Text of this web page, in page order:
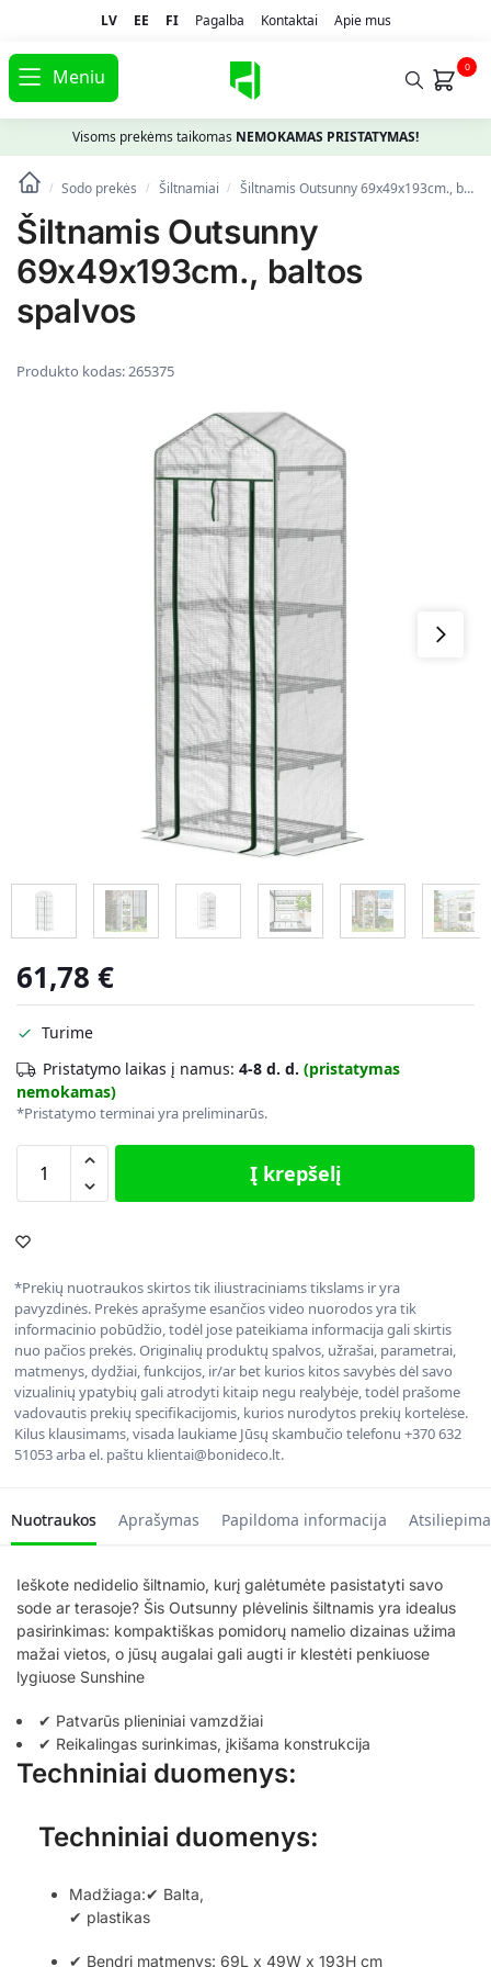
LV EE FI Pagalba Kontaktai Apie mus
Meniu 0
Visoms prekėms taikomas NEMOKAMAS PRISTATYMAS!
/ Sodo prekės / Šiltnamiai / Šiltnamis Outsunny 69x49x193cm., baltos spalvos
Šiltnamis Outsunny
69x49x193cm., baltos
spalvos
Produkto kodas:265375
61,78 €
Turime
Pristatymo laikas į namus: 4-8 d. d. (pristatymas
nemokamas)
*Pristatymo terminai yra preliminarūs.
Į krepšelį
*Prekių nuotraukos skirtos tik iliustraciniams tikslams ir yra
pavyzdinės. Prekės aprašyme esančios video nuorodos yra tik
informacinio pobūdžio, todėl jose pateikiama informacija gali skirtis
nuo pačios prekės. Originalių produktų spalvos, užrašai, parametrai,
matmenys, dydžiai, funkcijos, ir/ar bet kurios kitos savybės dėl savo
vizualinių ypatybių gali atrodyti kitaip negu realybėje, todėl prašome
vadovautis prekių specifikacijomis, kurios nurodytos prekių kortelėse.
Kilus klausimams, visada laukiame Jūsų skambučio telefonu +370 632
51053 arba el. paštu klientai@bonideco.lt.
Nuotraukos Aprašymas Papildoma informacija
Ieškote nedidelio šiltnamio, kurį galėtumėte pasistatyti savo
sode ar terasoje? Šis Outsunny plėvelinis šiltnamis yra idealus
pasirinkimas: kompaktiškas pomidorų namelio dizainas užima
mažai vietos, o jūsų augalai gali augti ir klestėti penkiuose
lygiuose Sunshine
✔ Patvarūs plieniniai vamzdžiai
✔ Reikalingas surinkimas, įkišama konstrukcija
Techniniai duomenys:
Techniniai duomenys:
Madžiaga:✔ Balta,
✔ plastikas
✔ Bendri matmenys: 69L x 49W x 193H cm